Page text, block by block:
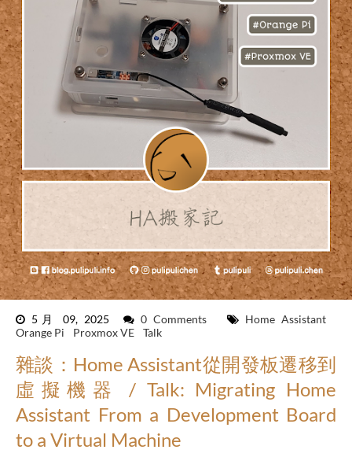
5月 09, 2025 0 Comments
Home Assistant
Orange Pi
Proxmox VE Talk
雜談：Home Assistant從開發板遷移到
虛擬機器 / Talk: Migrating Home
Assistant From a Development Board
to a Virtual Machine